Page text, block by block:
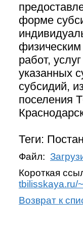
форме
работ,
указанных
субсидий,
поселения
Теги:
Файл:
Короткая
tbilisskaya.ru/
Возврат к